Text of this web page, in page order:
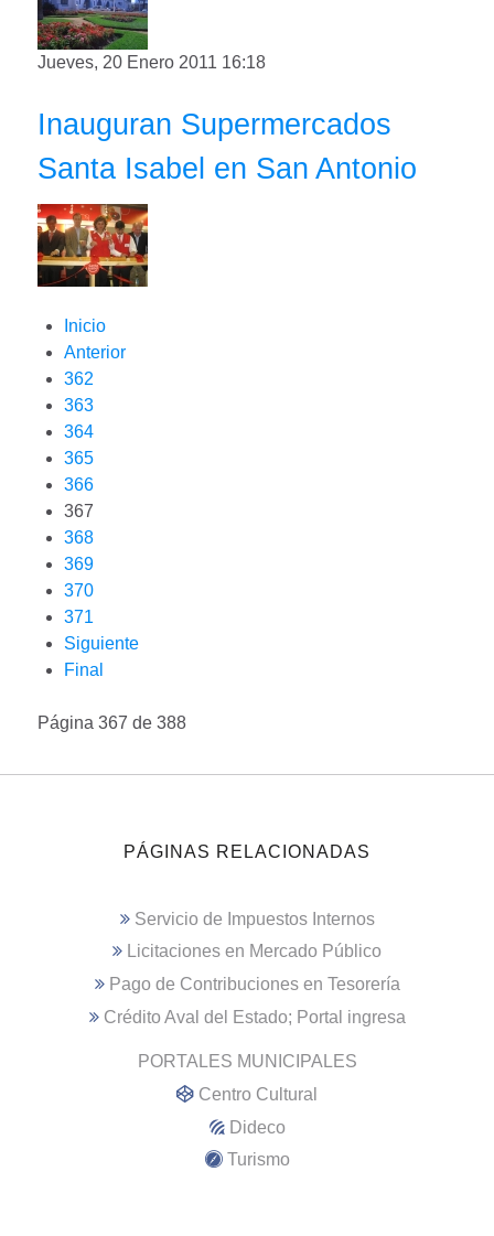
Jueves, 20 Enero 2011 16:18
Inauguran Supermercados
Santa Isabel en San Antonio
Inicio
Anterior
362
363
364
365
366
367
368
369
370
371
Siguiente
Final
Página 367 de 388
PÁGINAS RELACIONADAS
Servicio de Impuestos Internos
Licitaciones en Mercado Público
Pago de Contribuciones en Tesorería
Crédito Aval del Estado; Portal ingresa
PORTALES MUNICIPALES
Centro Cultural
Dideco
Turismo